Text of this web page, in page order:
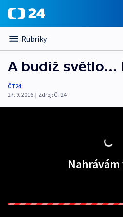
Rubriky
A budiž světlo...
ČT24
27. 9. 2016 | Zdroj: ČT24